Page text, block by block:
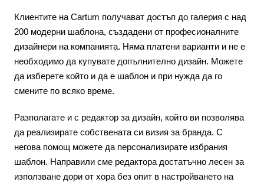
Клиентите на Cartum получават достъп до галерия с над
200 модерни шаблона, създадени от професионалните
дизайнери на компанията. Няма платени варианти и не е
необходимо да купувате допълнително дизайн. Можете
да изберете който и да е шаблон и при нужда да го
смените по всяко време.
Разполагате и с редактор за дизайн, който ви позволява
да реализирате собствената си визия за бранда. С
негова помощ можете да персонализирате избрания
шаблон. Направили сме редактора достатъчно лесен за
използване дори от хора без опит в настройването на